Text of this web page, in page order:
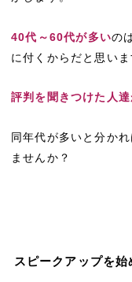
40代～60代が多いの
に付くからだと思いま
評判を聞きつけた人
同年代が多いと分か
ませんか？
スピークアップを始